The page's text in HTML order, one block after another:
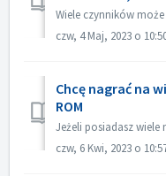
czw, 4 Maj, 2023 o
Chcę nagrać na
ROM
czw, 6 Kwi, 2023 o